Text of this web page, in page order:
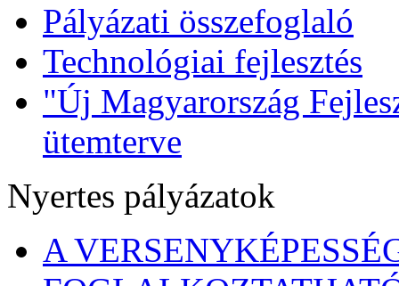
Pályázati összefoglaló
Technológiai fejlesztés
"Új Magyarország
ütemterve
Nyertes pályázatok
A